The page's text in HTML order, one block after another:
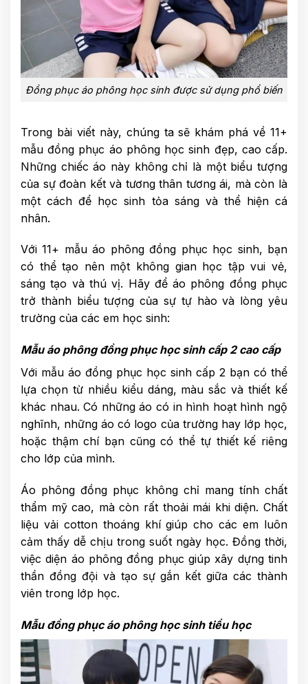
Đồng phục áo phông học sinh được sử dụng phổ biến
Trong bài viết này, chúng ta sẽ khám phá về 11+
mẫu đồng phục áo phông học sinh đẹp, cao cấp.
Những chiếc áo này không chỉ là một biểu tượng
của sự đoàn kết và tương thân tương ái, mà còn là
một cách để học sinh tỏa sáng và thể hiện cá
nhân.
Với 11+ mẫu áo phông đồng phục học sinh, bạn
có thể tạo nên một không gian học tập vui vẻ,
sáng tạo và thú vị. Hãy để áo phông đồng phục
trở thành biểu tượng của sự tự hào và lòng yêu
trường của các em học sinh:
Mẫu áo phông đồng phục học sinh cấp 2 cao cấp
Với mẫu áo đồng phục học sinh cấp 2 bạn có thể
lựa chọn từ nhiều kiểu dáng, màu sắc và thiết kế
khác nhau. Có những áo có in hình hoạt hình ngộ
nghĩnh, những áo có logo của trường hay lớp học,
hoặc thậm chí bạn cũng có thể tự thiết kế riêng
cho lớp của mình.
Áo phông đồng phục không chỉ mang tính chất
thẩm mỹ cao, mà còn rất thoải mái khi diện. Chất
liệu vải cotton thoáng khí giúp cho các em luôn
cảm thấy dễ chịu trong suốt ngày học. Đồng thời,
việc diện áo phông đồng phục giúp xây dựng tinh
thần đồng đội và tạo sự gắn kết giữa các thành
viên trong lớp học.
Mẫu đồng phục áo phông học sinh tiểu học